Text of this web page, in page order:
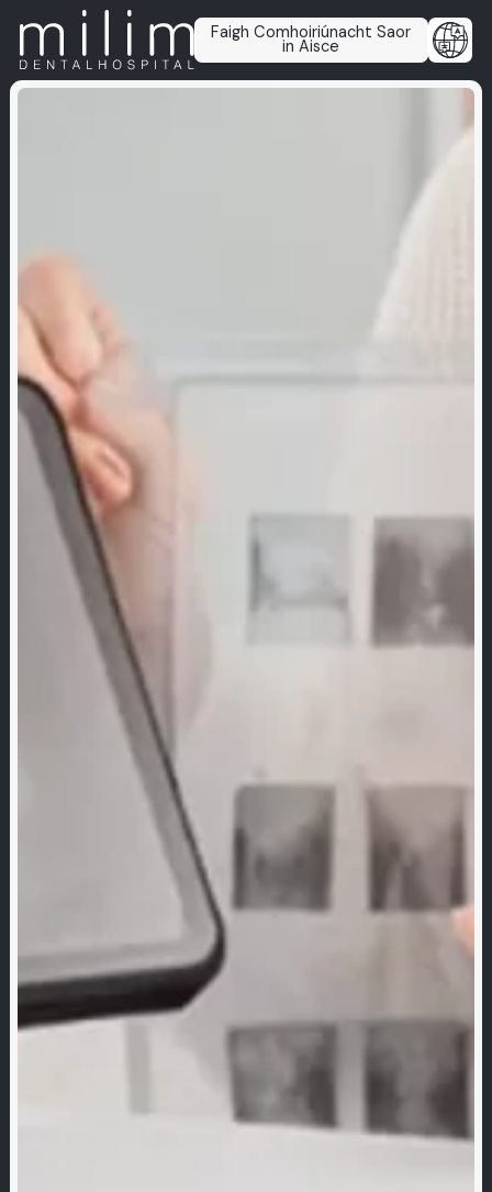
Faigh Comhoiriúnacht Saor
in Aisce